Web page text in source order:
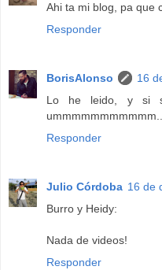
Ahi ta mi blog, pa que
Responder
BorisAlonso
16
Lo he leido, y si
Responder
Julio Córdoba 16 de
Burro y Heidy:
Nada de videos!
Responder